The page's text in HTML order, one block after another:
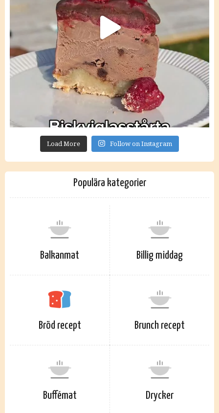
Load More Follow on Instagram
Populära kategorier
Balkanmat Billig middag
Bröd recept Brunch recept
Buffémat Drycker